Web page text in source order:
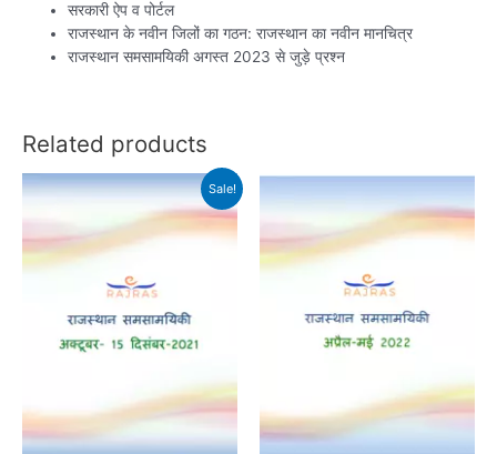
सरकारी ऐप व पोर्टल
राजस्थान के नवीन जिलों का गठन: राजस्थान का नवीन मानचित्र
राजस्थान समसामयिकी अगस्त 2023 से जुड़े प्रश्न
Related products
Sale!